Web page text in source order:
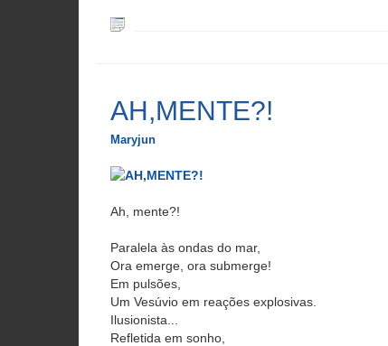
AH,MENTE?!
Maryjun
Ah, mente?!
Paralela às ondas do mar,
Ora emerge, ora submerge!
Em pulsões,
Um Vesúvio em reações explosivas.
Ilusionista...
Refletida em sonho,